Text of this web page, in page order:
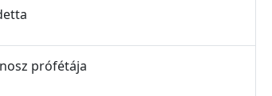
prófétája